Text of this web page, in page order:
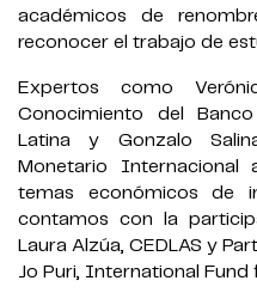
académicos de
reconocer el trabajo de
Expertos como
Conocimiento del
Latina y Gonzalo
Monetario Internacional
temas económicos de
contamos con la
Laura Alzúa, CEDLAS y
Jo Puri, International